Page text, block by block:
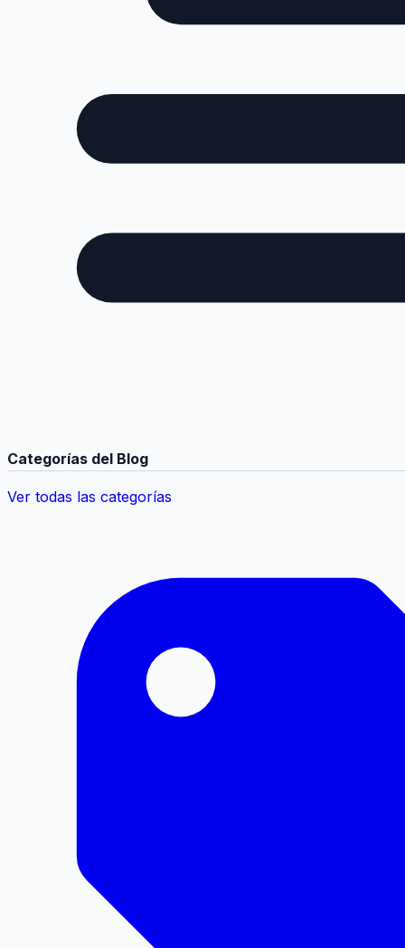
Categorías del Blog
Ver todas las categorías